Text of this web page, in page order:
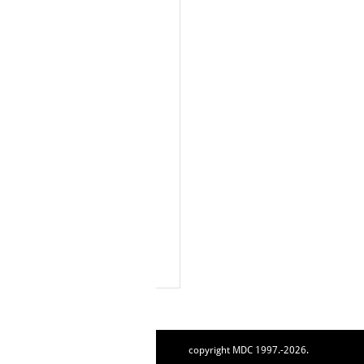
copyright MDC 1997.-2026.